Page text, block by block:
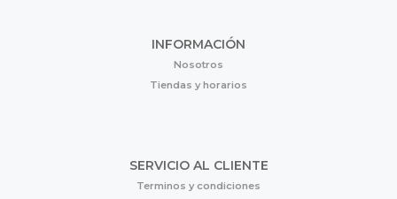
INFORMACIÓN
Nosotros
Tiendas y horarios
SERVICIO AL CLIENTE
Terminos y condiciones